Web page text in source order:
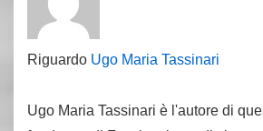
Riguardo Ugo Maria Tassinari
Ugo Maria Tassinari è l'autore di